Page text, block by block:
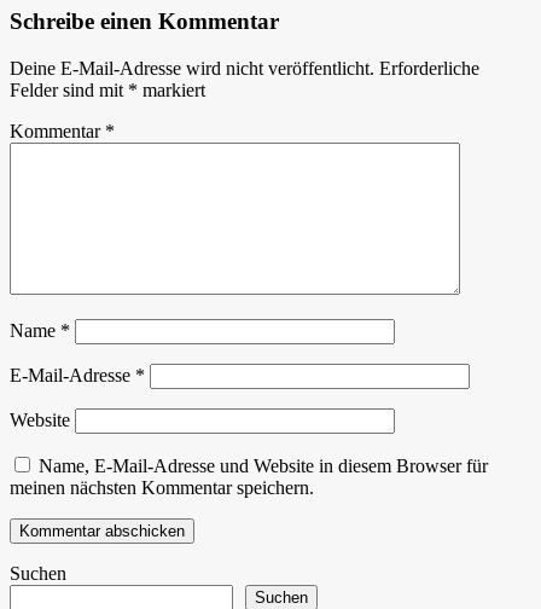
Schreibe einen Kommentar
Deine E-Mail-Adresse wird nicht veröffentlicht. Erforderliche
Felder sind mit * markiert
Kommentar *
Name *
E-Mail-Adresse *
Website
Name, E-Mail-Adresse und Website in diesem Browser für
meinen nächsten Kommentar speichern.
Suchen
Suchen